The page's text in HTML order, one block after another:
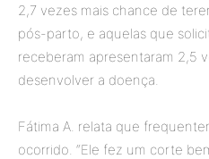
2,7 vezes mais chance de
pós-parto, e aquelas que
receberam apresentaram 2,5
desenvolver a doença.
Fátima A. relata que
ocorrido. “Ele fez um corte